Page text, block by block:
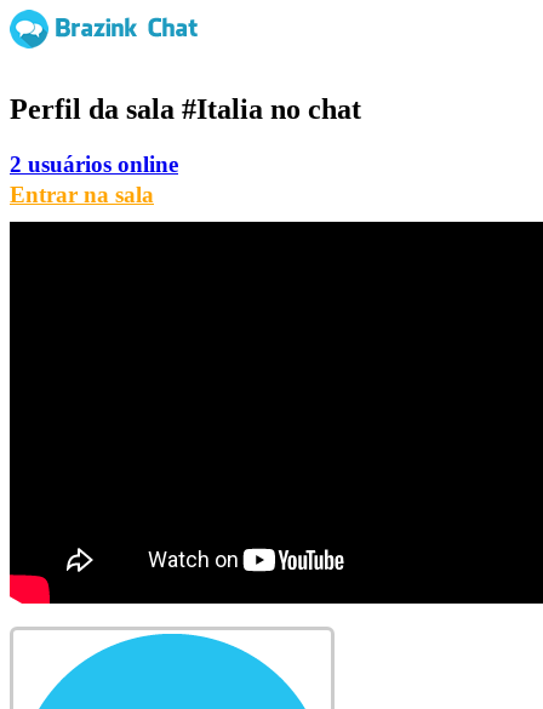
Perfil da sala #Italia no chat
2 usuários online
Entrar na sala